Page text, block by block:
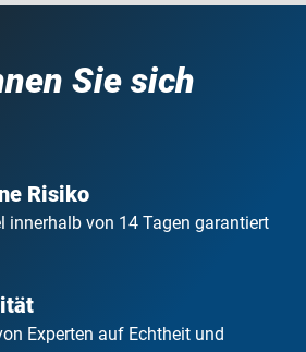
Sie sich
Risiko
innerhalb von 14 Tagen garantiert
Experten auf Echtheit und